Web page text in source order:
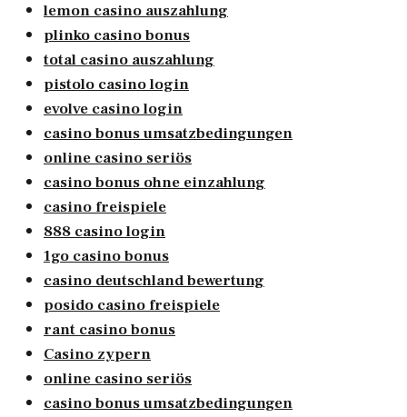
lemon casino auszahlung
plinko casino bonus
total casino auszahlung
pistolo casino login
evolve casino login
casino bonus umsatzbedingungen
online casino seriös
casino bonus ohne einzahlung
casino freispiele
888 casino login
1go casino bonus
casino deutschland bewertung
posido casino freispiele
rant casino bonus
Casino zypern
online casino seriös
casino bonus umsatzbedingungen